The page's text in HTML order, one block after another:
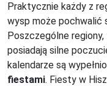
Praktycznie każdy z
wysp może pochwalić
Poszczególne
posiadają silne
kalendarze są
fiestami. Fiesty w